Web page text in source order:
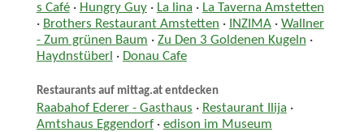
s Café· Hungry Guy· La lina · La Taverna Amstetten
· Brothers Restaurant Amstetten · INZIMA· Wallner
- Zum grünen Baum · Zu Den 3 Goldenen Kugeln ·
Haydnstüberl · Donau Cafe
Restaurants auf mittag.at entdecken
Raabahof Ederer - Gasthaus · Restaurant Ilija ·
Amtshaus Eggendorf· edison im Museum